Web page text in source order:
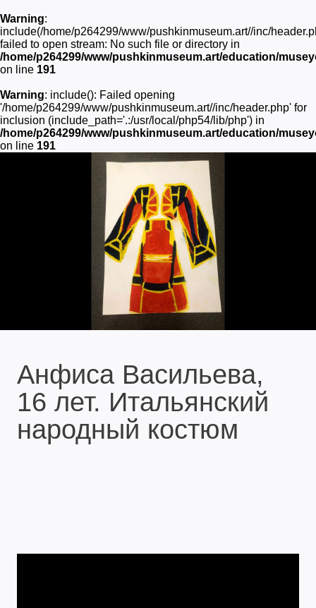
Warning:
include(/home/p264299/www/pushkinmuseum.art//inc/
failed to open stream: No such file or directory in
/home/p264299/www/pushkinmuseum.art/education/
on line 191
Warning: include(): Failed opening
'/home/p264299/www/pushkinmuseum.art//inc/header.php' for
inclusion (include_path='.:/usr/local/php54/lib/php') in
/home/p264299/www/pushkinmuseum.art/education/
on line 191
Анфиса Васильева,
16 лет. Итальянский
народный костюм